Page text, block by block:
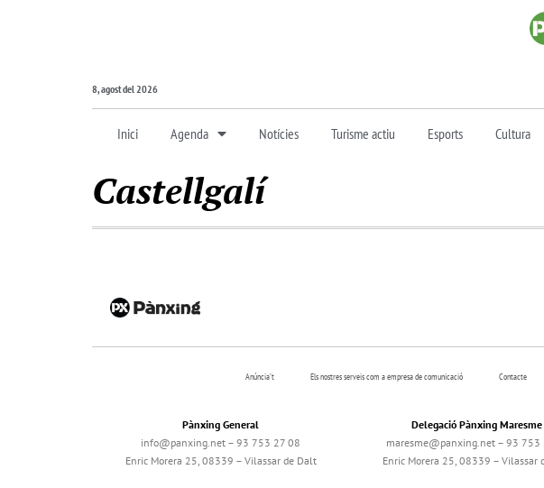
8, agost del 2026
Inici Agenda Notícies Turisme actiu Esports Cultura
Castellgalí
Anúncia’t Els nostres serveis com a empresa de comunicació Contacte
Pànxing General
info@panxing.net – 93 753 27 08
Enric Morera 25, 08339 – Vilassar de Dalt
Delegació Pànxing Maresme
maresme@panxing.net – 93 753
Enric Morera 25, 08339 – Vilassar